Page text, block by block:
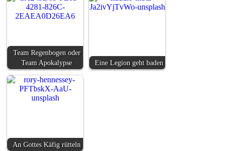
Team Regenbogen oder
Team Apokalypse
Eine Legion geht baden
An Gottes Käfig rütteln